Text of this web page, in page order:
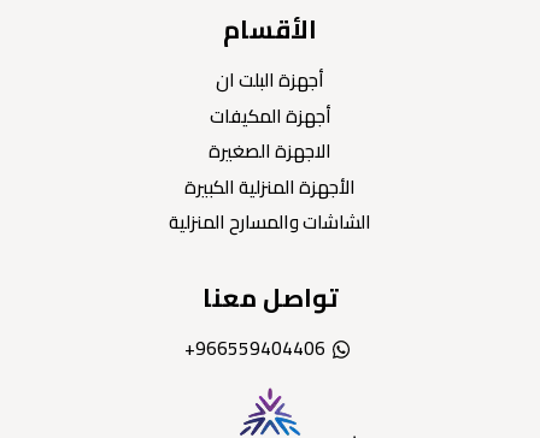
الأقسام
أجهزة البلت ان
أجهزة المكيفات
الاجهزة الصغيرة
الأجهزة المنزلية الكبيرة
الشاشات والمسارح المنزلية
تواصل معنا
966559404406+